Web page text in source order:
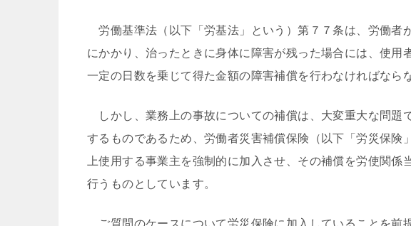
労働基準法（以下「労基法」という）第７７条は、労働者
にかかり、治ったときに身体に障害が残った場合には、使用
一定の日数を乗じて得た金額の障害補償を行わなければなら
しかし、業務上の事故についての補償は、大変重大な問題
するものであるため、労働者災害補償保険（以下「労災保険
上使用する事業主を強制的に加入させ、その補償を労使関
行うものとしています。
ご質問のケースについて労災保険に加入していることを前